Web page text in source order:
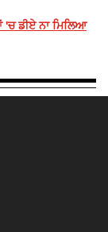
'ਚ ਡੀਏ ਨਾ ਮਿਲਿਆ